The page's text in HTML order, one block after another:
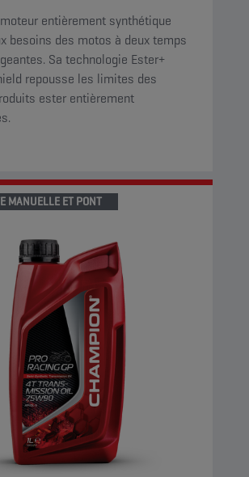
entièrement synthétique
besoins des motos à deux temps
Sa technologie Ester+
repousse les limites des
ester entièrement
MANUELLE ET PONT